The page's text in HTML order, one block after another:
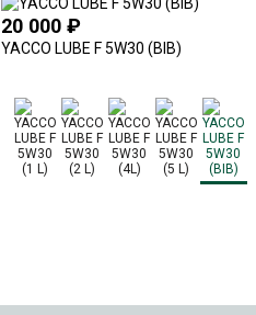
20 000 ₽
YACCO LUBE F 5W30 (BIB)